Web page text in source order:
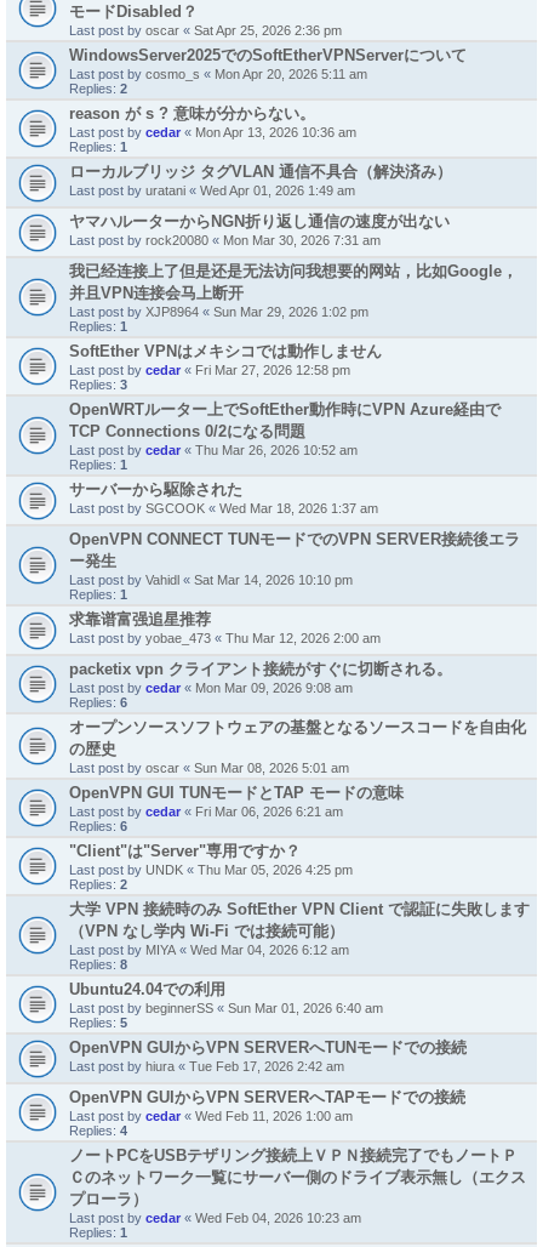
モードDisabled？
Last post by oscar « Sat Apr 25, 2026 2:36 pm
WindowsServer2025でのSoftEtherVPNServerについて
Last post by cosmo_s « Mon Apr 20, 2026 5:11 am
Replies: 2
reason が s ? 意味が分からない。
Last post by cedar « Mon Apr 13, 2026 10:36 am
Replies: 1
ローカルブリッジ タグVLAN 通信不具合（解決済み）
Last post by uratani « Wed Apr 01, 2026 1:49 am
ヤマハルーターからNGN折り返し通信の速度が出ない
Last post by rock20080 « Mon Mar 30, 2026 7:31 am
我已经连接上了但是还是无法访问我想要的网站，比如Google，
并且VPN连接会马上断开
Last post by XJP8964 « Sun Mar 29, 2026 1:02 pm
Replies: 1
SoftEther VPNはメキシコでは動作しません
Last post by cedar « Fri Mar 27, 2026 12:58 pm
Replies: 3
OpenWRTルーター上でSoftEther動作時にVPN Azure経由で
TCP Connections 0/2になる問題
Last post by cedar « Thu Mar 26, 2026 10:52 am
Replies: 1
サーバーから駆除された
Last post by SGCOOK « Wed Mar 18, 2026 1:37 am
OpenVPN CONNECT TUNモードでのVPN SERVER接続後エラ
ー発生
Last post by Vahidl « Sat Mar 14, 2026 10:10 pm
Replies: 1
求靠谱富强追星推荐
Last post by yobae_473 « Thu Mar 12, 2026 2:00 am
packetix vpn クライアント接続がすぐに切断される。
Last post by cedar « Mon Mar 09, 2026 9:08 am
Replies: 6
オープンソースソフトウェアの基盤となるソースコードを自由化
の歴史
Last post by oscar « Sun Mar 08, 2026 5:01 am
OpenVPN GUI TUNモードとTAP モードの意味
Last post by cedar « Fri Mar 06, 2026 6:21 am
Replies: 6
"Client"は"Server"専用ですか？
Last post by UNDK « Thu Mar 05, 2026 4:25 pm
Replies: 2
大学 VPN 接続時のみ SoftEther VPN Client で認証に失敗します
（VPN なし学内 Wi-Fi では接続可能）
Last post by MIYA « Wed Mar 04, 2026 6:12 am
Replies: 8
Ubuntu24.04での利用
Last post by beginnerSS « Sun Mar 01, 2026 6:40 am
Replies: 5
OpenVPN GUIからVPN SERVERへTUNモードでの接続
Last post by hiura « Tue Feb 17, 2026 2:42 am
OpenVPN GUIからVPN SERVERへTAPモードでの接続
Last post by cedar « Wed Feb 11, 2026 1:00 am
Replies: 4
ノートPCをUSBテザリング接続上ＶＰＮ接続完了でもノートＰ
Ｃのネットワーク一覧にサーバー側のドライブ表示無し（エクス
プローラ）
Last post by cedar « Wed Feb 04, 2026 10:23 am
Replies: 1